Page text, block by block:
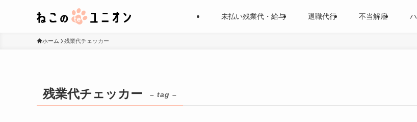
未払い残業代・給与 退職代行 不当解雇
ホーム 残業代チェッカー
残業代チェッカー – tag –